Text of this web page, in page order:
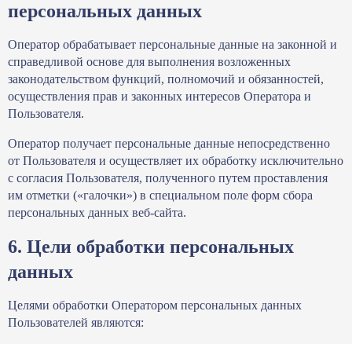
персональных данных
Оператор обрабатывает персональные данные на законной и
справедливой основе для выполнения возложенных
законодательством функций, полномочий и обязанностей,
осуществления прав и законных интересов Оператора и
Пользователя.
Оператор получает персональные данные непосредственно
от Пользователя и осуществляет их обработку исключительно
с согласия Пользователя, полученного путем проставления
им отметки («галочки») в специальном поле форм сбора
персональных данных веб-сайта.
6. Цели обработки персональных
данных
Целями обработки Оператором персональных данных
Пользователей являются: